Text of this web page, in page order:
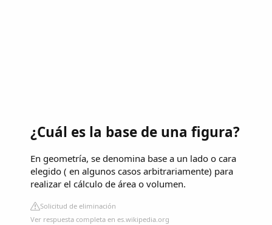
¿Cuál es la base de una figura?
En geometría, se denomina base a un lado o cara
elegido ( en algunos casos arbitrariamente) para
realizar el cálculo de área o volumen.
Solicitud de eliminación
Ver respuesta completa en es.wikipedia.org